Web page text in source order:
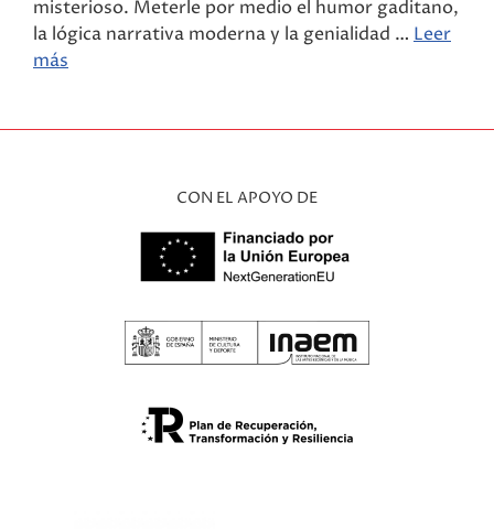
misterioso. Meterle por medio el humor gaditano,
la lógica narrativa moderna y la genialidad … Leer
más
CON EL APOYO DE